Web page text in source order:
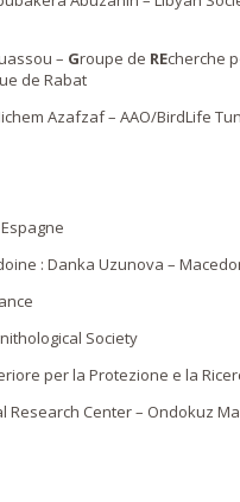
– Groupe de REcherche
de Rabat
Azafzaf – AAO/BirdLife
: Danka Uzunova –
Society
per la Protezione e la
Research Center – Ondokuz